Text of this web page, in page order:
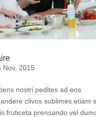
Nov, 2015
nostri pedites ad eos
clivos sublimes etiam
fruticeta prensando vel